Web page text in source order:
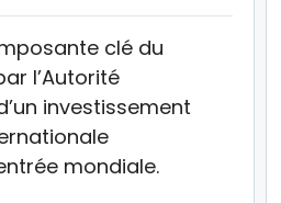
clé du
l’Autorité
investissement
mondiale.